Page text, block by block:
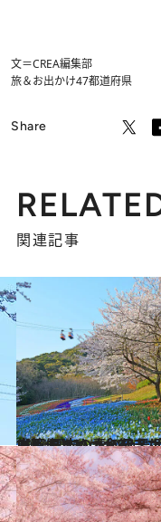
文＝CREA編集部
旅＆お出かけ47都道府県
Share
関連記事
2021.4.25
【画像】いつか行きたい！ 日本の春の絶景 西日本篇まとめ《全72スポット》
旅＆お出かけ